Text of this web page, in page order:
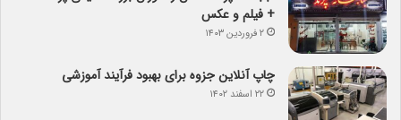
+ فیلم و عکس
۲ فروردین ۱۴۰۳
چاپ آنلاین جزوه برای بهبود فرآیند آموزشی
۲۲ اسفند ۱۴۰۲